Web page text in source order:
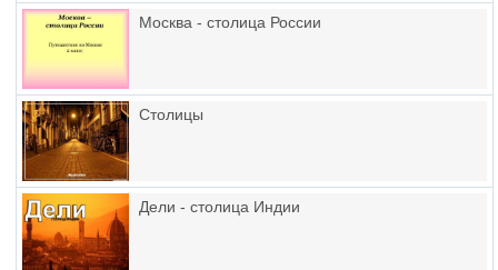
Москва - столица России
Столицы
Дели - столица Индии